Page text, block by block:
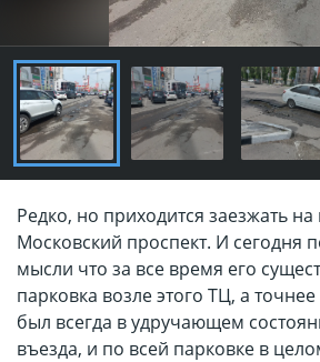
Редко, но приходится заезжать
Московский проспект. И сегодня
мысли что за все время его
парковка возле этого ТЦ, а
был всегда в удручающем
въезда, и по всей парковке в